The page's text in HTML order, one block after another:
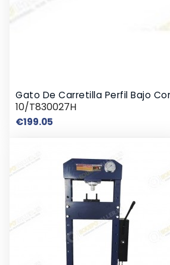
Gato De Carretilla Perfil Bajo
10/T830027H
€199.05